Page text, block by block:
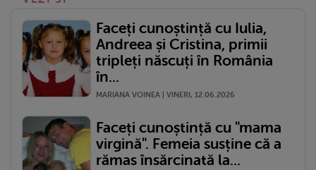
Faceți cunoștință cu Iulia,
Andreea și Cristina, primii
tripleți născuți în România
în...
MARIANA VOINEA | VINERI, 12.06.2026
Faceți cunoștință cu "mama
virgină". Femeia susține că a
rămas însărcinată la...